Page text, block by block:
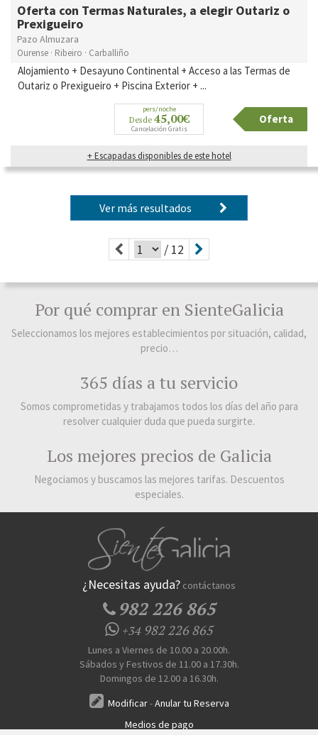
Oferta con Termas Naturales, a elegir Outariz o
Prexigueiro
Pazo Almuzara
Ourense · Ribeiro · Carballiño
Alojamiento + Desayuno Continental + Acceso a las Termas de
Outariz o Prexigueiro + Piscina Exterior + ...
pers/noche
Desde 45,00€
Cancelación Gratis
Oferta
+ Escapadas disponibles de este hotel
Ver más resultados
/ 12
Por qué comprar en SienteGalicia
Seleccionamos los mejores establecimientos por situación, calidad,
precio…
365 días a tu servicio
Somos comprometidas y trabajamos todos los días del año para
resolver cualquier duda que pueda surgirte.
Los mejores precios de Galicia
Negociamos y buscamos las mejores tarifas. Descuentos
especiales.
¿Necesitas ayuda? contáctanos
982 226 865
+34982 226 865
Lunes a Viernes de 10.00 a 20.00h.
Sábados y Festivos de 11.00 a 17.30h.
Domingos de 12.00 a 16.30h.
Modificar-Anular tu Reserva
Medios de pago